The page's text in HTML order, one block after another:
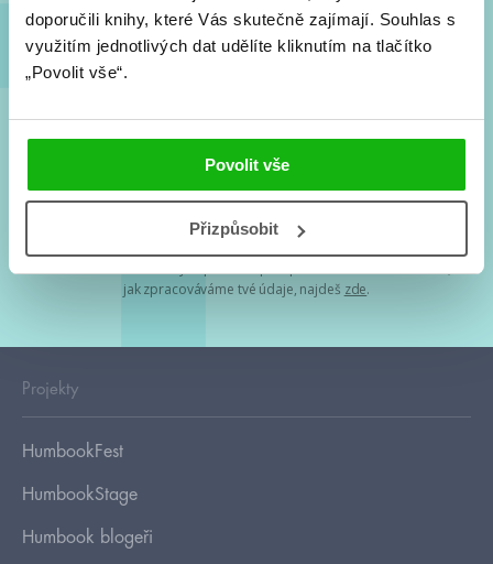
doporučili knihy, které Vás skutečně zajímají. Souhlas s
využitím jednotlivých dat udělíte kliknutím na tlačítko
„Povolit vše“.
Povolit vše
Přizpůsobit
Souhlasím spodmínkami zpracování osobních údajů
Tvá e-mailová adresa je u nás v bezpečí. Přečti si
jak zpracováváme tvé údaje, najdeš zde.
Projekty
HumbookFest
HumbookStage
Humbook blogeři